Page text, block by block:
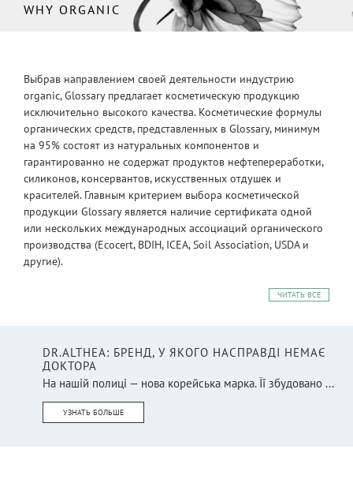
WHY ORGANIC
Выбрав направлением своей деятельности индустрию
organic, Glossary предлагает косметическую продукцию
исключительно высокого качества. Косметические формулы
органических средств, представленных в Glossary, минимум
на 95% состоят из натуральных компонентов и
гарантированно не содержат продуктов нефтепереработки,
силиконов, консервантов, искусственных отдушек и
красителей. Главным критерием выбора косметической
продукции Glossary является наличие сертификата одной
или нескольких международных ассоциаций органического
производства (Ecocert, BDIH, ICEA, Soil Association, USDA и
другие).
ЧИТАТЬ ВСЕ
DR.ALTHEA: БРЕНД, У ЯКОГО НАСПРАВДІ НЕМАЄ
ДОКТОРА
На нашій полиці — нова корейська марка. Її збудовано ...
УЗНАТЬ БОЛЬШЕ